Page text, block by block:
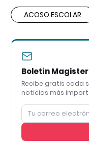
ACOSO ESCOLAR
Boletín
Recibe gratis cada
noticias más